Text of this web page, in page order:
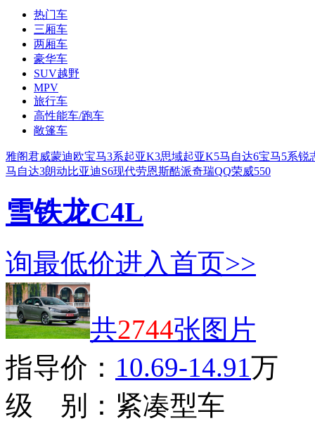
热门车
三厢车
两厢车
豪华车
SUV越野
MPV
旅行车
高性能车/跑车
敞篷车
雅阁君威蒙迪欧宝马3系起亚K3思域起亚K5马自达6宝马5系锐
马自达3朗动比亚迪S6现代劳恩斯酷派奇瑞QQ荣威550
雪铁龙C4L
询最低价进入首页>>
共2744张图片
指导价： 10.69-14.91万
级 别： 紧凑型车